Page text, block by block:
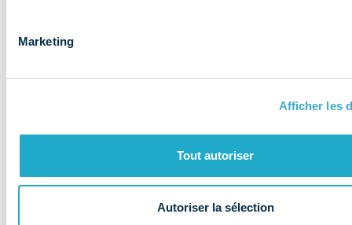
Marketing
Afficher les
Tout autoriser
Autoriser la sélection
Au coeur de la
santé dentaire